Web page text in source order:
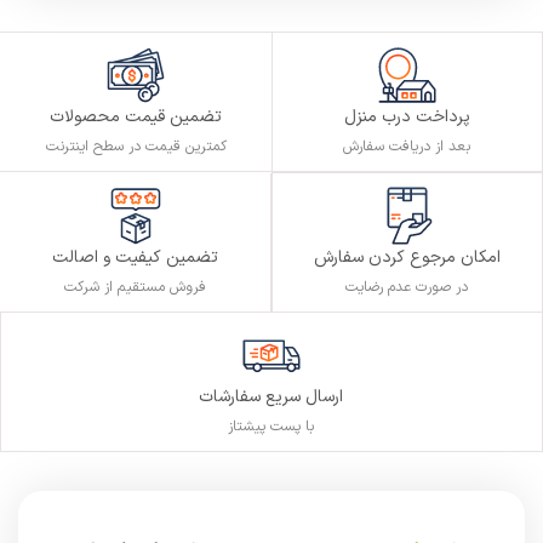
پرداخت درب منزل
بعد از دریافت سفارش
تضمین قیمت محصولات
کمترین قیمت در سطح اینترنت
امکان مرجوع کردن سفارش
در صورت عدم رضایت
تضمین کیفیت و اصالت
فروش مستقیم از شرکت
ارسال سریع سفارشات
با پست پیشتاز